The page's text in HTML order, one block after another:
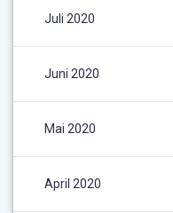
Juli 2020
Juni 2020
Mai 2020
April 2020